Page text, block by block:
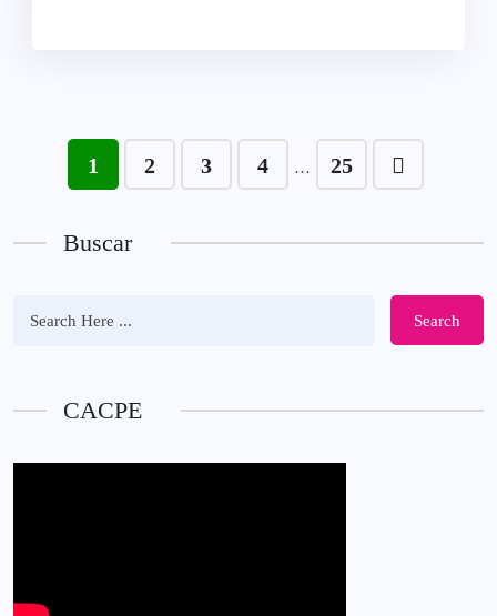
1 2 3 4 … 25
Buscar
Search
CACPE